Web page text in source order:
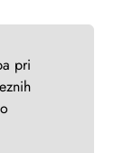
pri